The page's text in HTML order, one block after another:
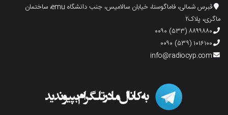
قبرس شمالی، فاماگوستا، خیابان سالامیس، جنب دانشگاه emu، ساختمان
ماگری، پلاک۲
۸۸۹۹۸۸۰ (۵۳۳) ۰۰۹۰
۱۰۱۶۱۰۰ (۵۳۹) ۰۰۹۰
info@radiocyp.com